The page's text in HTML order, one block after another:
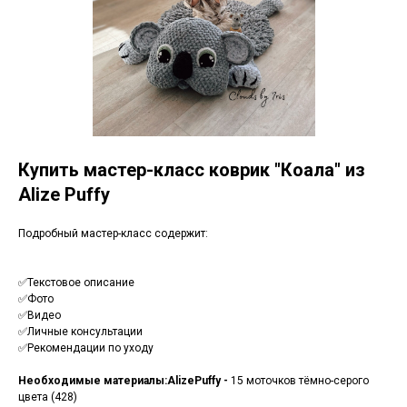
Купить мастер-класс коврик "Коала" из
Alize Puffy
Подробный мастер-класс содержит:
✅Текстовое описание
✅Фото
✅Видео
✅Личные консультации
✅Рекомендации по уходу
Необходимые материалы:Alize Puffy - 15 моточков тёмно-серого
цвета (428)